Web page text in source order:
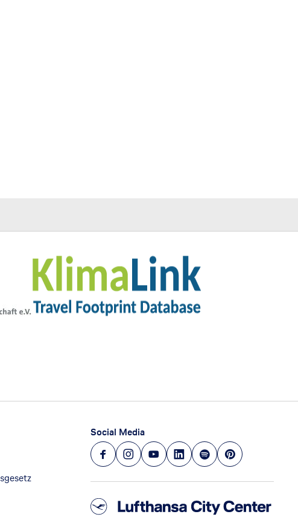
Social Media